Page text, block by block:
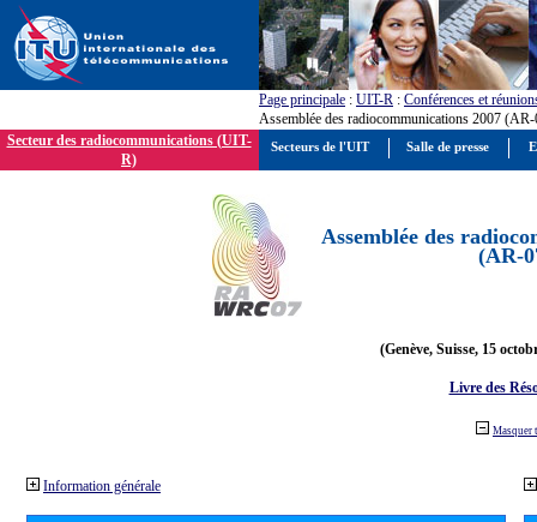
Page principale : UIT-R : Conférences et
Assemblée des radiocommunications 2007
Secteur des radiocommunications (UIT-
R)
Assemblée des
(AR-
(Genève, Suisse, 15
Livre des
Masquer
Information générale
Secteurs de l'UIT Salle de presse